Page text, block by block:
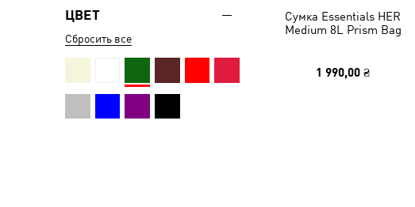
Сумка Essentials HER
Medium 8L Prism Bag
1 990,00 ₴
ЦВЕТ
Сбросить все